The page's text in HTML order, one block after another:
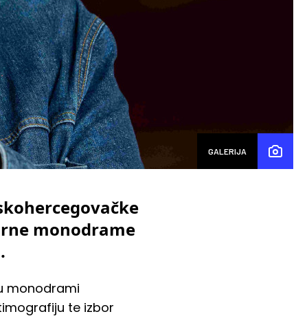
GALERIJA
monodrame
monodrami
te izbor